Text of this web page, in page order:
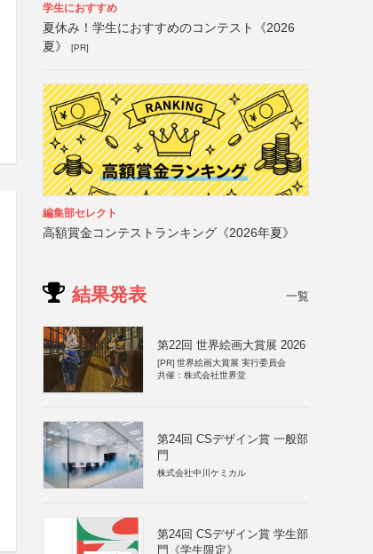
学生におすすめ
夏休み！学生におすすめのコンテスト《2026
夏》
[PR]
編集部セレクト
高額賞金コンテストランキング《2026年夏》
結果発表 一覧
第22回 世界絵画大賞展 2026
[PR] 世界絵画大賞展 実行委員会
共催：株式会社世界堂
第24回 CSデザイン賞 一般部
門
株式会社中川ケミカル
第24回 CSデザイン賞 学生部
門《学生限定》